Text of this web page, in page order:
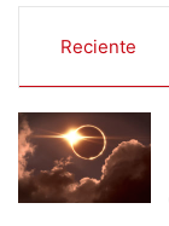
Reciente